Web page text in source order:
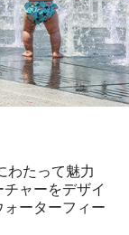
わたって魅力
ャーをデザイ
ーターフィー